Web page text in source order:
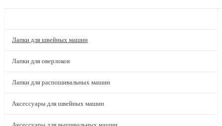
Лапки для швейных машин
Лапки для оверлоков
Лапки для распошивальных машин
Аксессуары для швейных машин